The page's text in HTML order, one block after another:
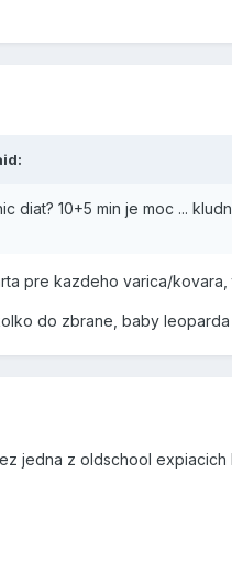
diat? 10+5 min je moc ...
pre kazdeho varica/
do zbrane, baby
jedna z oldschool expiacich